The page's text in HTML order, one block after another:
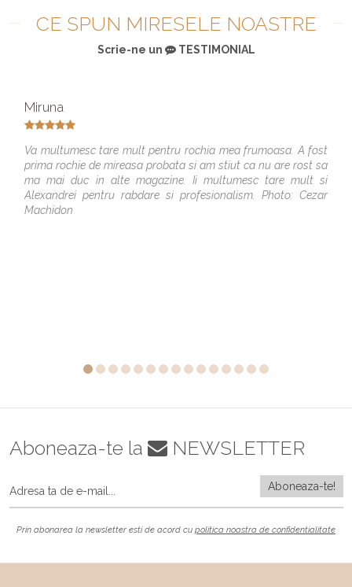
CE SPUN MIRESELE NOASTRE
Scrie-ne un TESTIMONIAL
Miruna
Va multumesc tare mult pentru rochia mea frumoasa. A fost
prima rochie de mireasa probata si am stiut ca nu are rost sa
ma mai duc in alte magazine. Ii multumesc tare mult si
Alexandrei pentru rabdare si profesionalism. Photo: Cezar
Machidon
Aboneaza-te la NEWSLETTER
Prin abonarea la newsletter esti de acord cu politica noastra de confidentialitate